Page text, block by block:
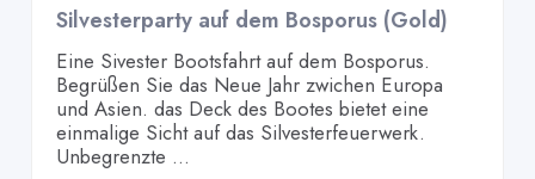
Silvesterparty auf dem Bosporus (Gold)
Eine Sivester Bootsfahrt auf dem Bosporus.
Begrüßen Sie das Neue Jahr zwichen Europa
und Asien. das Deck des Bootes bietet eine
einmalige Sicht auf das Silvesterfeuerwerk.
Unbegrenzte ...